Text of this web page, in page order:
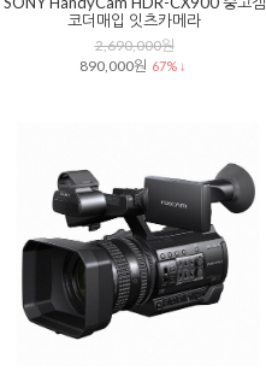
코더매입 잇츠카메라
2,690,000원
890,000원 67% ↓